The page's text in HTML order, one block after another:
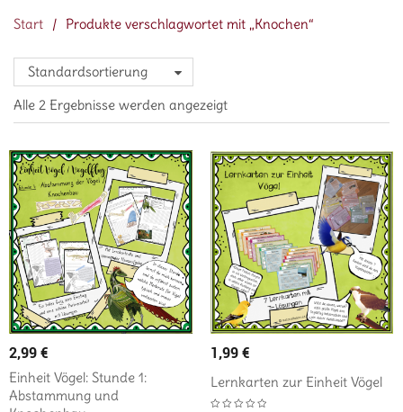
Start / Produkte verschlagwortet mit „Knochen“
Standardsortierung
Alle 2 Ergebnisse werden angezeigt
2,99€
Einheit Vögel: Stunde 1:
Abstammung und
1,99€
Lernkarten zur Einheit Vögel